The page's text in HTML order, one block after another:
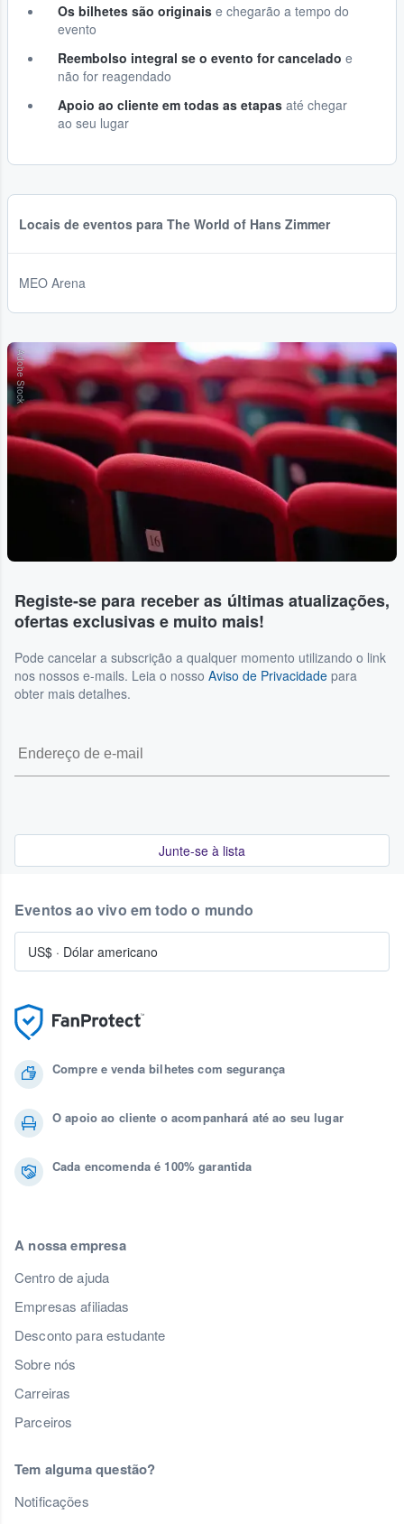
Os bilhetes são originais e chegarão a tempo do
evento
Reembolso integral se o evento for cancelado e
não for reagendado
Apoio ao cliente em todas as etapas até chegar
ao seu lugar
Locais de eventos para The World of Hans Zimmer
MEO Arena
Adobe Stock
Registe-se para receber as últimas atualizações,
ofertas exclusivas e muito mais!
Pode cancelar a subscrição a qualquer momento utilizando o link
nos nossos e-mails. Leia o nosso Aviso de Privacidade para
obter mais detalhes.
Junte-se à lista
Compre e venda bilhetes com segurança
O apoio ao cliente o acompanhará até ao seu lugar
Cada encomenda é 100% garantida
A nossa empresa
Centro de ajuda
Empresas afiliadas
Desconto para estudante
Sobre nós
Carreiras
Parceiros
Tem alguma questão?
Notificações
Eventos ao vivo em todo o mundo
US$ · Dólar americano